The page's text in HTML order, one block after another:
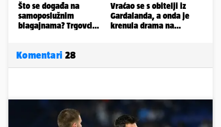
Komentari 28